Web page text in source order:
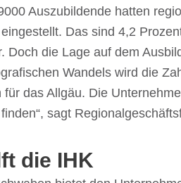
Auszu­bil­dende hatten
Das sind 4,2
Doch die Lage auf dem
Wandels wird die
für das Allgäu. Die
sagt
die IHK